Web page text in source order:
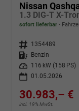
Nissan
1.3 DIG-T X-
sofort lieferbar
Fahrzeugnr. 1354489
Kraftstoff
Benzin
Leistung
116 kW (158 PS)
01.05.2026
30.983,– €
incl. 19% MwSt.